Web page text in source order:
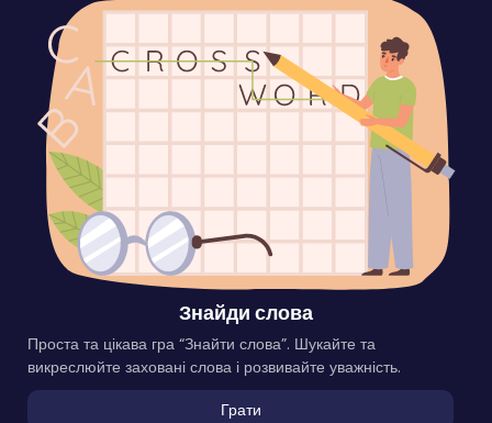
Знайди слова
Проста та цікава гра “Знайти слова”. Шукайте та
викреслюйте заховані слова і розвивайте уважність.
Грати